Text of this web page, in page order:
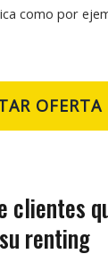
como por
OFERTA
clientes
renting